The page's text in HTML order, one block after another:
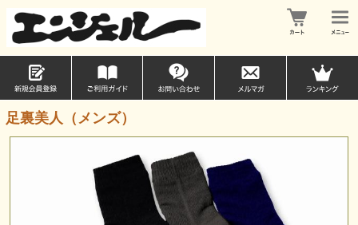
足裏美人（メンズ）